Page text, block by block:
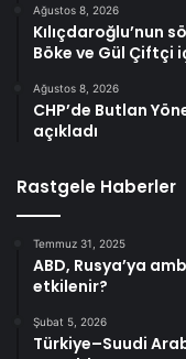
Ağustos 8, 2026
Kılıçdaroğlu’nun
Böke ve Gül Çiftçi
Ağustos 8, 2026
CHP’de Butlan
açıkladı
Rastgele Haberler
Temmuz 31, 2025
ABD, Rusya’ya
etkilenir?
Şubat 5, 2026
Türkiye–Suudi